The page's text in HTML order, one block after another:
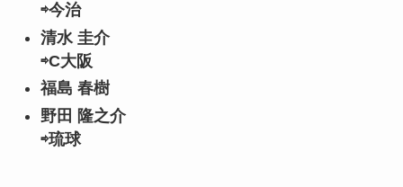
⇨今治
清水 圭介
⇨C大阪
福島 春樹
野田 隆之介
⇨琉球